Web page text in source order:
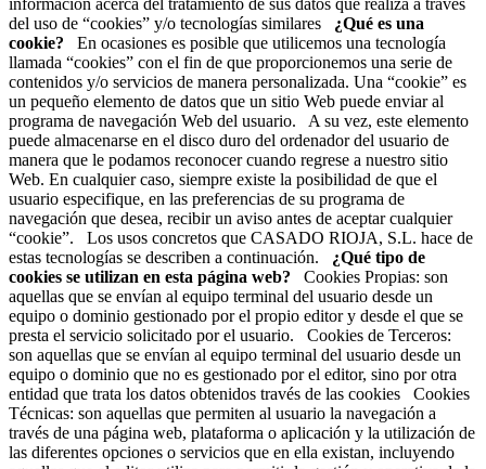
del uso de “cookies” y/o tecnologías similares ¿Qué es una
cookie? En ocasiones es posible que utilicemos una tecnología
llamada “cookies” con el fin de que proporcionemos una serie de
contenidos y/o servicios de manera personalizada. Una “cookie” es
un pequeño elemento de datos que un sitio Web puede enviar al
programa de navegación Web del usuario. A su vez, este elemento
puede almacenarse en el disco duro del ordenador del usuario de
manera que le podamos reconocer cuando regrese a nuestro sitio
Web. En cualquier caso, siempre existe la posibilidad de que el
usuario especifique, en las preferencias de su programa de
navegación que desea, recibir un aviso antes de aceptar cualquier
“cookie”. Los usos concretos que CASADO RIOJA, S.L. hace de
estas tecnologías se describen a continuación. ¿Qué tipo de
cookies se utilizan en esta página web? Cookies Propias: son
aquellas que se envían al equipo terminal del usuario desde un
equipo o dominio gestionado por el propio editor y desde el que se
presta el servicio solicitado por el usuario. Cookies de Terceros:
son aquellas que se envían al equipo terminal del usuario desde un
equipo o dominio que no es gestionado por el editor, sino por otra
entidad que trata los datos obtenidos través de las cookies Cookies
Técnicas: son aquellas que permiten al usuario la navegación a
través de una página web, plataforma o aplicación y la utilización de
las diferentes opciones o servicios que en ella existan, incluyendo